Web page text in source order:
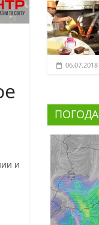
и
06.07.2018